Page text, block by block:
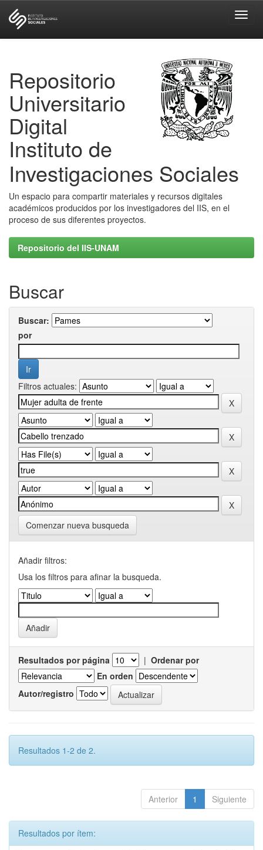
Repositorio
Universitario
Digital
Instituto de
Investigaciones Sociales
Un espacio para compartir materiales y recursos digitales
académicos producidos por los investigadores del IIS, en el
proceso de sus diferentes proyectos.
Repositorio del IIS-UNAM
Buscar
Buscar:
por
Filtros actuales:
Comenzar nueva busqueda
Añadir filtros:
Usa los filtros para afinar la busqueda.
Resultados por página | Ordenar por
En orden
Autor/registro
Resultados 1-2 de 2.
Anterior 1 Siguiente
Resultados por ítem: